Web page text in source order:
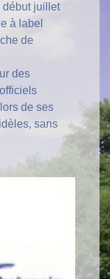
début juillet
à label
de
des
de ses
sans